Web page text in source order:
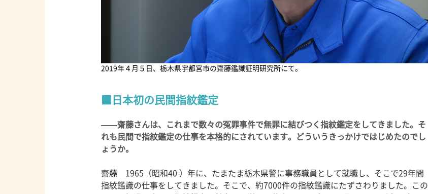
2019年４月５日、栃木県宇都宮市の齋藤鑑識証明研究所にて。
日本初の民間指紋鑑定
——齋藤さんは、これまで数々の冤罪事件で無罪に結びつく指紋鑑定をしてきました。そ
れも民間で指紋鑑定の仕事を本格的にされています。どういうきっかけではじめたのでし
ょうか。
齋藤 1965（昭和40 ）年に、たまたま栃木県警に事務職員として就職し、そこで29年間
指紋鑑識の仕事をしてきました。そこで、約7000件の指紋鑑識にたずさわりました。この